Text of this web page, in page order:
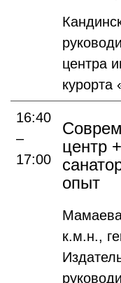
центра
курорта
16:40
–
17:00
центр
опыт
к.м.н.,